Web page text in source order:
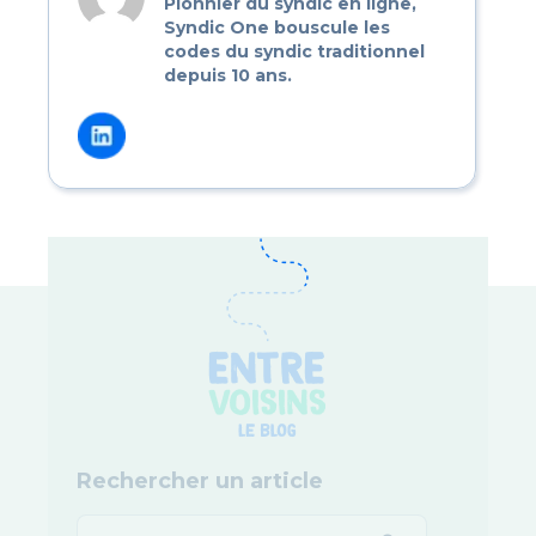
Syndic One bouscule les
codes du syndic traditionnel
depuis 10 ans.
Rechercher un article